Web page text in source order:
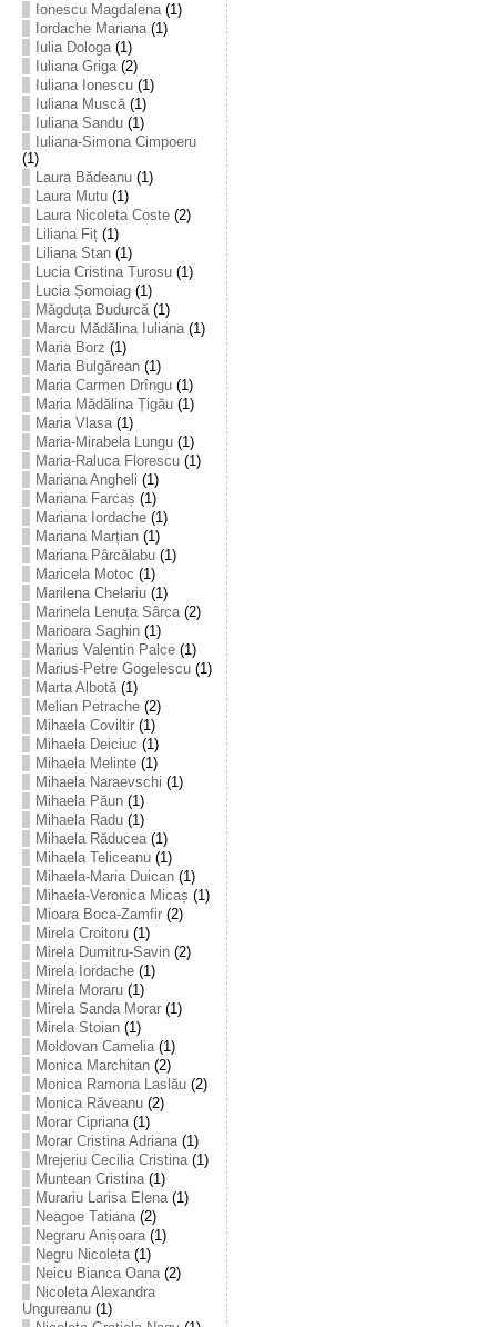
Ionescu Magdalena(1)
Iordache Mariana(1)
Iulia Dologa(1)
Iuliana Griga(2)
Iuliana Ionescu(1)
Iuliana Muscă(1)
Iuliana Sandu(1)
Iuliana-Simona Cimpoeru
(1)
Laura Bădeanu(1)
Laura Mutu(1)
Laura Nicoleta Coste(2)
Liliana Fiț(1)
Liliana Stan(1)
Lucia Cristina Turosu(1)
Lucia Șomoiag(1)
Măgduța Budurcă(1)
Marcu Mădălina Iuliana(1)
Maria Borz (1)
Maria Bulgărean(1)
Maria Carmen Drîngu(1)
Maria Mădălina Țigău(1)
Maria Vlasa(1)
Maria-Mirabela Lungu(1)
Maria-Raluca Florescu(1)
Mariana Angheli (1)
Mariana Farcaș (1)
Mariana Iordache(1)
Mariana Marțian(1)
Mariana Pârcălabu(1)
Maricela Motoc (1)
Marilena Chelariu(1)
Marinela Lenuța Sârca(2)
Marioara Saghin(1)
Marius Valentin Palce(1)
Marius-Petre Gogelescu(1)
Marta Albotă(1)
Melian Petrache(2)
Mihaela Coviltir(1)
Mihaela Deiciuc (1)
Mihaela Melinte(1)
Mihaela Naraevschi (1)
Mihaela Păun(1)
Mihaela Radu(1)
Mihaela Răducea(1)
Mihaela Teliceanu(1)
Mihaela-Maria Duican(1)
Mihaela-Veronica Micaș (1)
Mioara Boca-Zamfir(2)
Mirela Croitoru(1)
Mirela Dumitru-Savin(2)
Mirela Iordache(1)
Mirela Moraru(1)
Mirela Sanda Morar(1)
Mirela Stoian(1)
Moldovan Camelia(1)
Monica Marchitan(2)
Monica Ramona Laslău(2)
Monica Răveanu(2)
Morar Cipriana(1)
Morar Cristina Adriana(1)
Mrejeriu Cecilia Cristina(1)
Muntean Cristina(1)
Murariu Larisa Elena(1)
Neagoe Tatiana(2)
Negraru Anișoara(1)
Negru Nicoleta(1)
Neicu Bianca Oana(2)
Nicoleta Alexandra
Ungureanu(1)